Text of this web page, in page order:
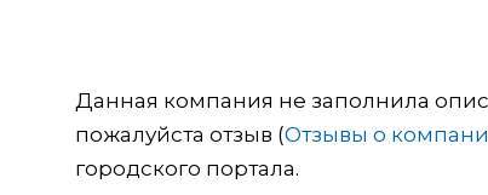
Данная компания не заполнила
пожалуйста отзыв (Отзывы о
городского портала.